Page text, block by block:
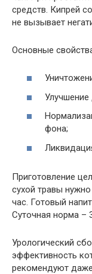
средств. Кипрей
не вызывает
Основные
Улучшение
фона;
Приготовление
сухой травы
час. Готовый
Суточная норма –
Урологический
эффективность
рекомендуют